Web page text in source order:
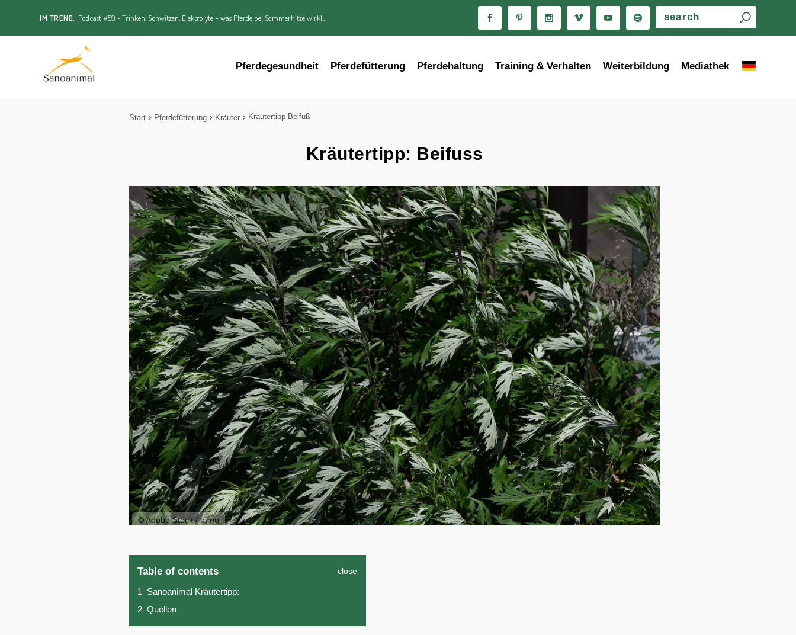
IM TREND: Podcast #59 - Trinken, Schwitzen, Elektrolyte – was Pferde bei Sommerhitze wirkl...
Pferdegesundheit Pferdefütterung Pferdehaltung Training & Verhalten Weiterbildung Mediathek
Start Pferdefütterung Kräuter Kräutertipp Beifuß
Kräutertipp: Beifuss
© Adobe Stock / tamu
Table of contents close
1 Sanoanimal Kräutertipp:
2 Quellen